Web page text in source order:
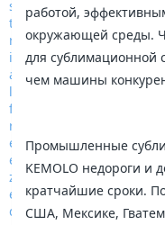
работой,
окружающей среды.
для сублимационной
чем машины
Промышленные
KEMOLO недороги и
кратчайшие сроки.
США, Мексике,